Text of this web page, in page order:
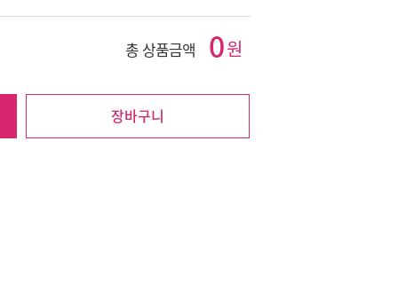
총 상품금액 0원
장바구니